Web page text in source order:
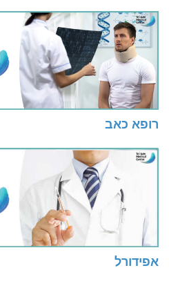
רופא כאב
אפידורל